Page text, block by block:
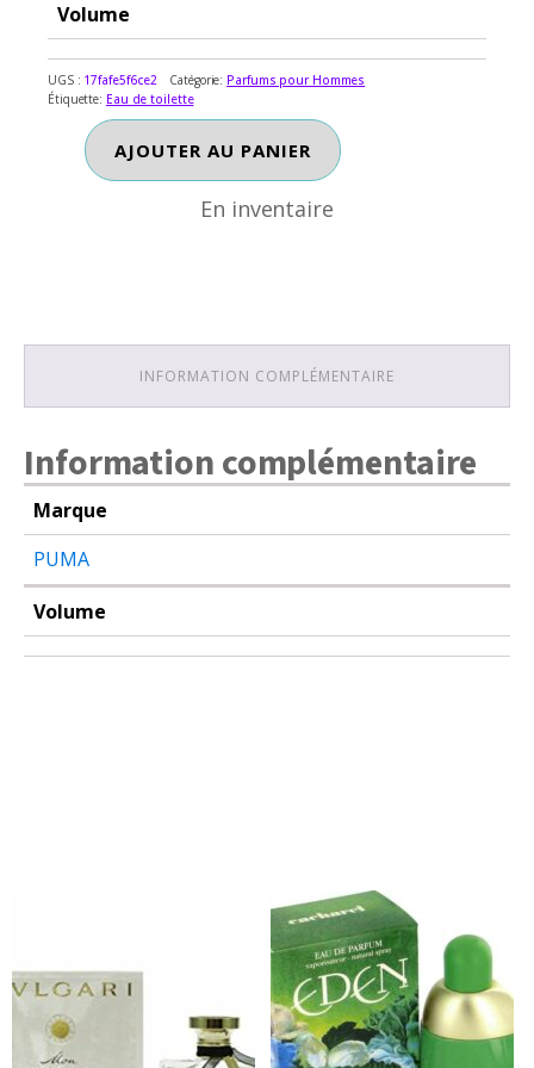
Volume
UGS : 17fafe5f6ce2 Catégorie: Parfums pour Hommes
Étiquette: Eau de toilette
quantité
de
PUMA
AJOUTER AU PANIER
En inventaire
INFORMATION COMPLÉMENTAIRE
Information complémentaire
Marque
PUMA
Volume